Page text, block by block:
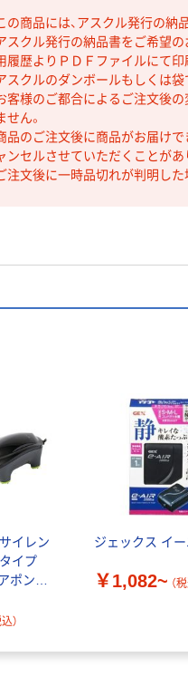
の商品には、アスクル発行の納
スクル発行の納品書をご希望の
履歴よりＰＤＦファイルにて印
スクルのダンボールもしくは袋
客様のご都合によるご注文後の
せん。
品のご注文後に商品がお届け
ンセルさせていただくことがあ
注文後に一時品切れが判明した
イレン
イプ
ポンプ
1個
）
ジェックス イ
￥1,082~ （